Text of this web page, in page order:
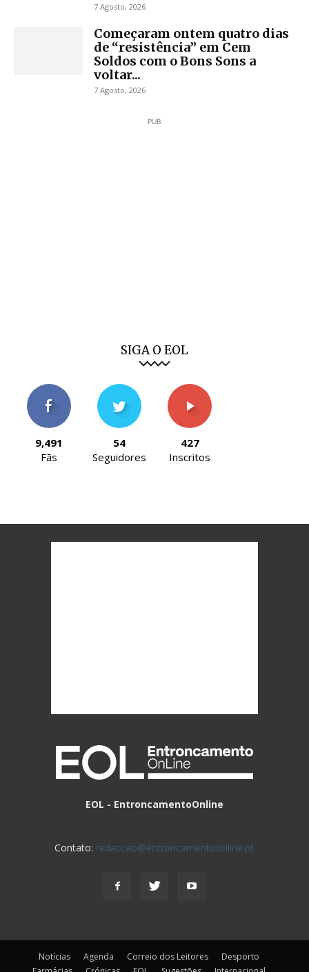
7 Agosto, 2026
Começaram ontem quatro dias
de “resistência” em Cem
Soldos com o Bons Sons a
voltar...
7 Agosto, 2026
PUB
SIGA O EOL
9,491
Fãs
54
Seguidores
427
Inscritos
EOL - EntroncamentoOnline
Contato: redaccao@entroncamentoonline.pt
Notícias Agenda Correio dos Leitores
Desporto